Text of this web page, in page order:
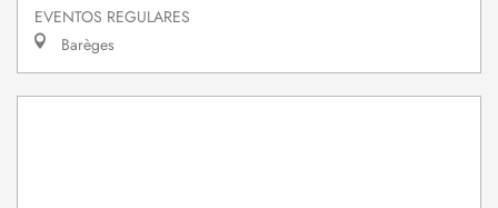
EVENTOS REGULARES
Barèges